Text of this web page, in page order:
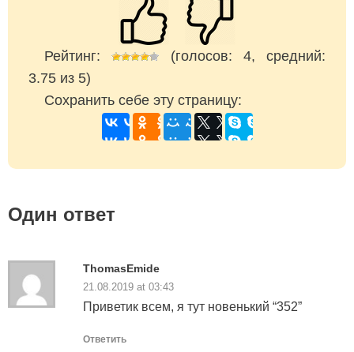
Рейтинг: (голосов: 4, средний:
3.75 из 5)
Сохранить себе эту страницу:
Один ответ
ThomasEmide
21.08.2019 at 03:43
Приветик всем, я тут новенький “352”
Ответить